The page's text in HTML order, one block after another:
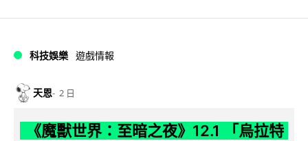
科技娛樂 遊戲情報
天恩 2 日
《魔獸世界：至暗之夜》12.1 「烏拉特